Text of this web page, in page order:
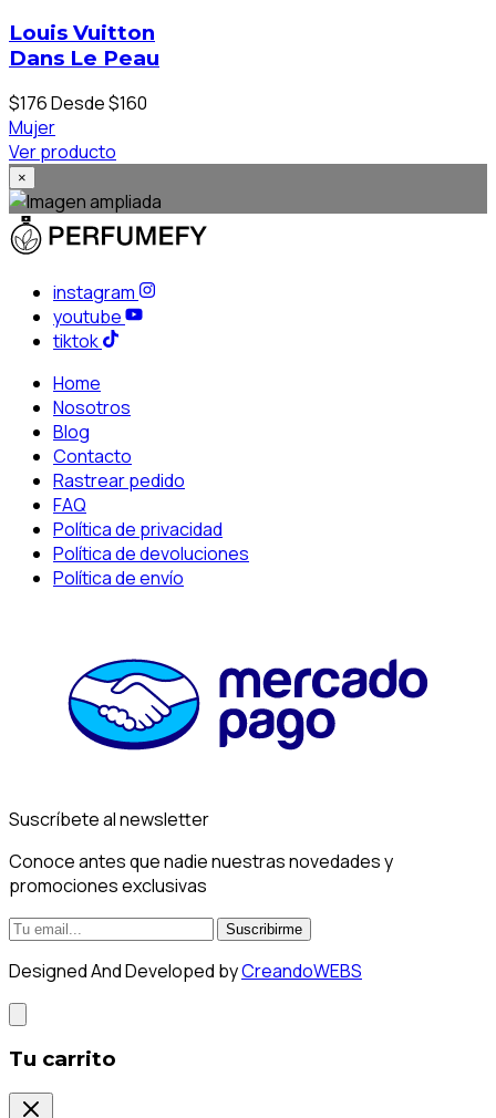
Louis Vuitton
Dans Le Peau
$176Desde $160
Mujer
Ver producto
×
instagram
youtube
tiktok
Home
Nosotros
Blog
Contacto
Rastrear pedido
FAQ
Política de privacidad
Política de devoluciones
Política de envío
Suscríbete al newsletter
Conoce antes que nadie nuestras novedades y
promociones exclusivas
Suscribirme
Designed And Developed byCreandoWEBS
Tu carrito